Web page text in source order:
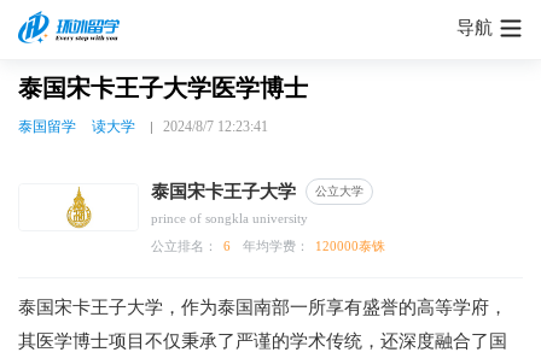
导航
泰国宋卡王子大学医学博士
泰国留学 读大学 2024/8/7 12:23:41
泰国宋卡王子大学 公立大学
prince of songkla university
公立排名：
6 年均学费： 120000泰铢
泰国宋卡王子大学，作为泰国南部一所享有盛誉的高等学府，
其医学博士项目不仅秉承了严谨的学术传统，还深度融合了国